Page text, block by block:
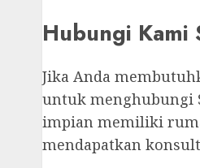
Hubungi Kami
Jika Anda
untuk menghubungi
impian memiliki
mendapatkan